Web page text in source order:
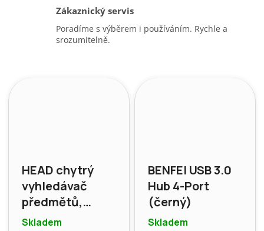
Zákaznický servis
Poradíme s výběrem i používáním. Rychle a
srozumitelně.
HEAD chytrý
vyhledávač
předmětů,
kompatibilní s
Skladem
BENFEI USB 3.0
Hub 4-Port
(černý)
Skladem